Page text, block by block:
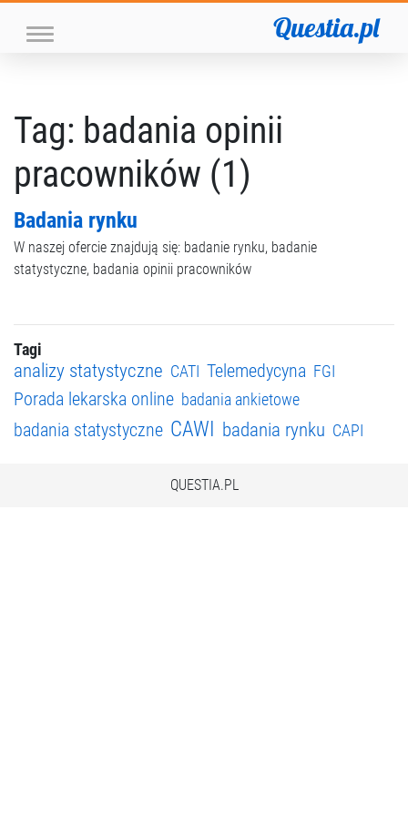
Questia.pl
Tag: badania opinii
pracowników (1)
Badania rynku
W naszej ofercie znajdują się: badanie rynku, badanie
statystyczne, badania opinii pracowników
Tagi
analizy statystyczne CATI Telemedycyna FGI
Porada lekarska online badania ankietowe
badania statystyczne CAWI badania rynku CAPI
QUESTIA.PL